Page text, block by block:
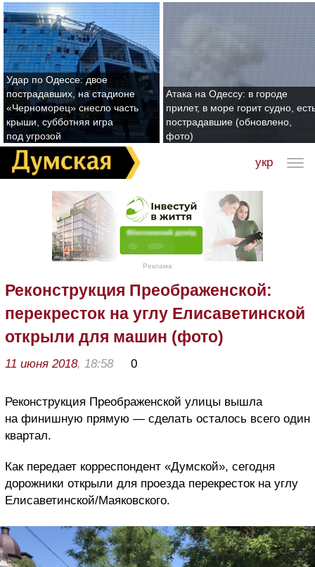
Удар по Одессе: двое
пострадавших, на стадионе
«Черноморец» снесло часть
крыши, субботняя игра
под угрозой
Атака на Одессу: в городе
прилет, в море горит судно,
пострадавшие (обновлено,
фото)
укр
Реклама
Реконструкция Преображенской:
перекресток на углу Елисаветинской
открыли для машин (фото)
11 июня 2018, 18:58 0
Реконструкция Преображенской улицы вышла
на финишную прямую — сделать осталось всего один
квартал.
Как передает корреспондент «Думской», сегодня
дорожники открыли для проезда перекресток на углу
Елисаветинской/Маяковского.